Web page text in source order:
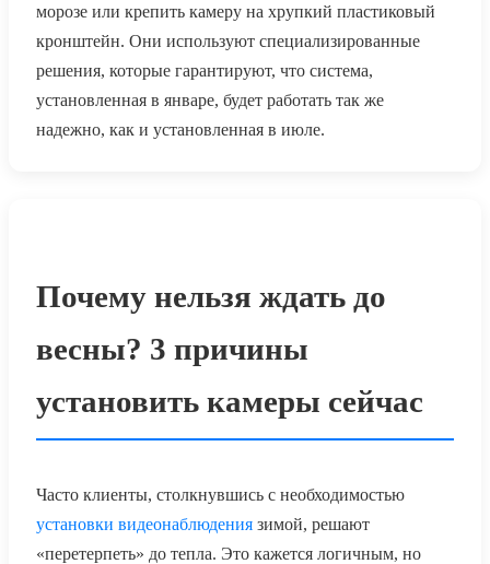
морозе или крепить камеру на хрупкий пластиковый
кронштейн. Они используют специализированные
решения, которые гарантируют, что система,
установленная в январе, будет работать так же
надежно, как и установленная в июле.
Почему нельзя ждать до
весны? 3 причины
установить камеры сейчас
Часто клиенты, столкнувшись с необходимостью
установки видеонаблюдения зимой, решают
«перетерпеть» до тепла. Это кажется логичным, но